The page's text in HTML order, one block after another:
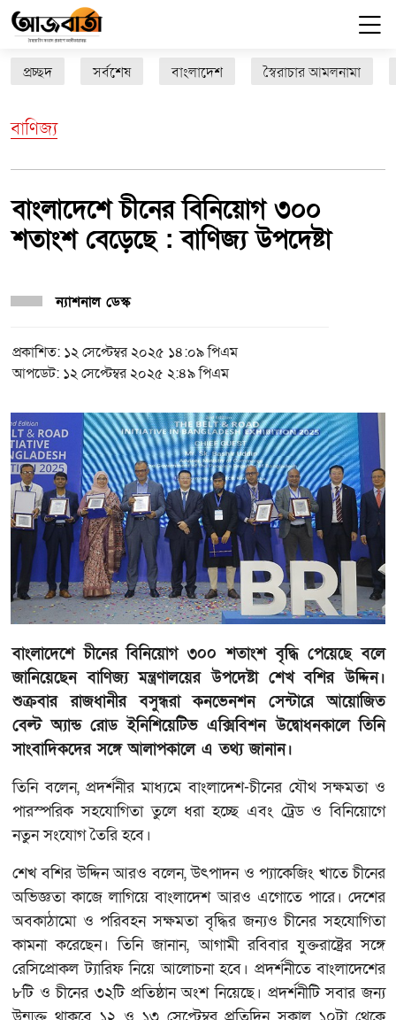
প্রচ্ছদ সর্বশেষ বাংলাদেশ স্বৈরাচার আমলনামা
বাণিজ্য
বাংলাদেশে চীনের বিনিয়োগ ৩০০
শতাংশ বেড়েছে : বাণিজ্য উপদেষ্টা
ন্যাশনাল ডেস্ক
প্রকাশিত: ১২ সেপ্টেম্বর ২০২৫ ১৪:০৯ পিএম
আপডেট: ১২ সেপ্টেম্বর ২০২৫ ২:৪৯ পিএম
বাংলাদেশে চীনের বিনিয়োগ ৩০০ শতাংশ বৃদ্ধি পেয়েছে বলে
জানিয়েছেন বাণিজ্য মন্ত্রণালয়ের উপদেষ্টা শেখ বশির উদ্দিন।
শুক্রবার রাজধানীর বসুন্ধরা কনভেনশন সেন্টারে আয়োজিত
বেল্ট অ্যান্ড রোড ইনিশিয়েটিভ এক্সিবিশন উদ্বোধনকালে তিনি
সাংবাদিকদের সঙ্গে আলাপকালে এ তথ্য জানান।
তিনি বলেন, প্রদর্শনীর মাধ্যমে বাংলাদেশ-চীনের যৌথ সক্ষমতা ও
পারস্পরিক সহযোগিতা তুলে ধরা হচ্ছে এবং ট্রেড ও বিনিয়োগে
নতুন সংযোগ তৈরি হবে।
শেখ বশির উদ্দিন আরও বলেন, উৎপাদন ও প্যাকেজিং খাতে চীনের
অভিজ্ঞতা কাজে লাগিয়ে বাংলাদেশ আরও এগোতে পারে। দেশের
অবকাঠামো ও পরিবহন সক্ষমতা বৃদ্ধির জন্যও চীনের সহযোগিতা
কামনা করেছেন। তিনি জানান, আগামী রবিবার যুক্তরাষ্ট্রের সঙ্গে
রেসিপ্রোকল ট্যারিফ নিয়ে আলোচনা হবে। প্রদর্শনীতে বাংলাদেশের
৮টি ও চীনের ৩২টি প্রতিষ্ঠান অংশ নিয়েছে। প্রদর্শনীটি সবার জন্য